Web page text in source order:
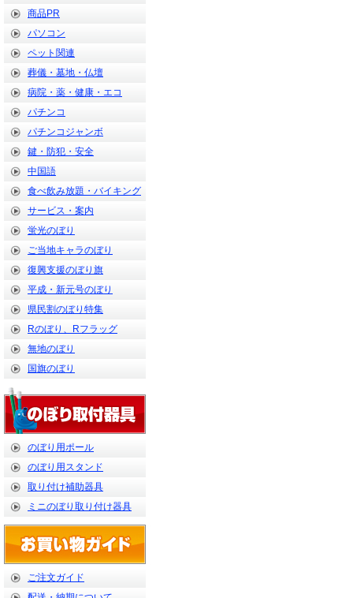
商品PR
パソコン
ペット関連
葬儀・墓地・仏壇
病院・薬・健康・エコ
パチンコ
パチンコジャンボ
鍵・防犯・安全
中国語
食べ飲み放題・バイキング
サービス・案内
蛍光のぼり
ご当地キャラのぼり
復興支援のぼり旗
平成・新元号のぼり
県民割のぼり特集
Rのぼり、Rフラッグ
無地のぼり
国旗のぼり
のぼり用ポール
のぼり用スタンド
取り付け補助器具
ミニのぼり取り付け器具
ご注文ガイド